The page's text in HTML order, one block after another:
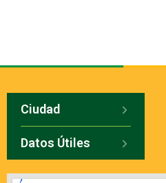
Ciudad
Datos Útiles